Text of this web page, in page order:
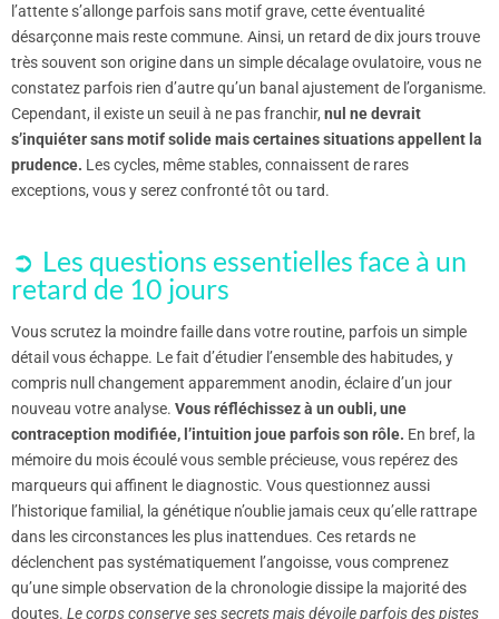
l’attente s’allonge parfois sans motif grave, cette éventualité
désarçonne mais reste commune. Ainsi, un retard de dix jours trouve
très souvent son origine dans un simple décalage ovulatoire, vous ne
constatez parfois rien d’autre qu’un banal ajustement de l’organisme.
Cependant, il existe un seuil à ne pas franchir, nul ne devrait
s’inquiéter sans motif solide mais certaines situations appellent la
prudence. Les cycles, même stables, connaissent de rares
exceptions, vous y serez confronté tôt ou tard.
Les questions essentielles face à un
retard de 10 jours
Vous scrutez la moindre faille dans votre routine, parfois un simple
détail vous échappe. Le fait d’étudier l’ensemble des habitudes, y
compris null changement apparemment anodin, éclaire d’un jour
nouveau votre analyse. Vous réfléchissez à un oubli, une
contraception modifiée, l’intuition joue parfois son rôle. En bref, la
mémoire du mois écoulé vous semble précieuse, vous repérez des
marqueurs qui affinent le diagnostic. Vous questionnez aussi
l’historique familial, la génétique n’oublie jamais ceux qu’elle rattrape
dans les circonstances les plus inattendues. Ces retards ne
déclenchent pas systématiquement l’angoisse, vous comprenez
qu’une simple observation de la chronologie dissipe la majorité des
doutes. Le corps conserve ses secrets mais dévoile parfois des pistes